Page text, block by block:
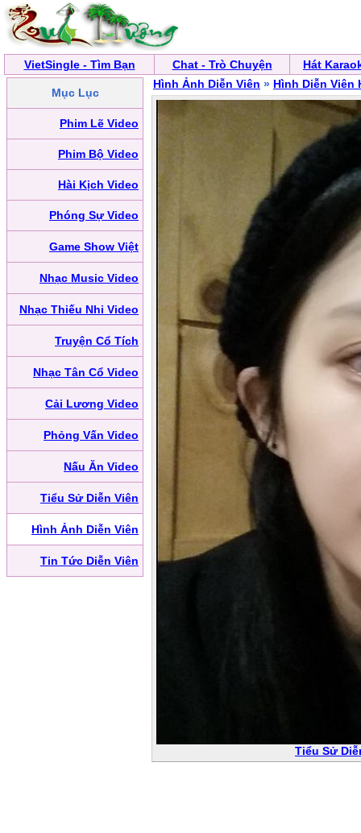
VietSingle - Tìm Bạn Chat - Trò Chuyện Hát
Mục Lục
Phim Lẽ Video
Phim Bộ Video
Hài Kịch Video
Phóng Sự Video
Game Show Việt
Nhạc Music Video
Nhạc Thiếu Nhi Video
Truyện Cổ Tích
Nhạc Tân Cổ Video
Cải Lương Video
Phỏng Vấn Video
Nấu Ăn Video
Tiểu Sử Diễn Viên
Hình Ảnh Diễn Viên
Tin Tức Diễn Viên
Hình Ảnh Diễn Viên » Hình Diễn Viên
Tiểu Sử